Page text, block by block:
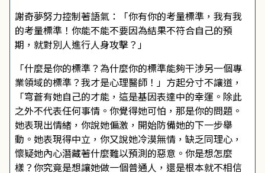
謝奇夢努力控制著語氣：「你有你的考量標準，我有我
的考量標準！你能不能不要因為結果不符合自己的預
期，就對別人進行人身攻擊？」
「什麼是你的標準？為什麼你的標準能夠干涉另一個專
業領域的標準？我才是心理醫師！」方起分寸不讓道，
「穹蒼有她自己的才能，這是基因表達中的幸運。除此
之外不代表任何事情。你覺得她可怕，那是你的問題。
她表現出情緒，你說她偏激，開始防備她的下一步舉
動。她表現得中立，你又說她冷漠無情，缺乏同理心，
懷疑她內心潛藏著什麼難以預測的惡意。你是想怎麼
樣？你究竟是想讓她做一個普通人，還是根本就不相信